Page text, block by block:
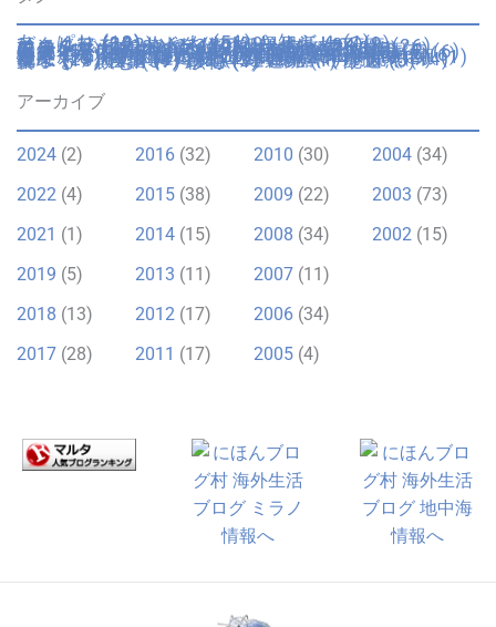
あっぱれ (13) いいね (51) お知らせ (1)
びっくり (32) もやもや (29) イギリス (9)
イタリア (222) イタリア妊婦生活 (34)
エンターテイメント (20) カトリック行事 (26)
カルチャー (20) ゴゾ (93) サイト (7)
ショップ (17) スペイン (1) トリュフ (3)
フランス (2) マルタ (42) ミュージアム (5)
不便 (11) 不動産 (7) 乗物・交通 (16) 仮装 (4)
伝統 (5) 便利 (10) 健康 (19) 回想録 (12) 園芸 (6)
夫のピー太郎 (9) 学校・教育 (24) 容姿 (6)
年末年始 (8) 引越し (11) 役所・警察 (3)
心が痛む (1) 思いふける (8) 成長 (16) 手続き (6)
日本 (10) 日本里帰り (20) 日用品 (2) 時間 (2)
歴史 (7) 歴史的建造物 (8) 気候 (25) 海 (13) 湖 (1)
溜息 (19) 物価 (11) 猫 (12) 画材 (1) 病院 (19)
祝う (21) 穴場 (4) 自動車運転免許 (4) 自然 (14)
菓子 (13) 言語 (9) 跡地 (3) 遺跡 (1) 配送 (5)
食べる・飲む (37) 骸骨 (1)
アーカイブ
2024 (2)
2022 (4)
2021 (1)
2019 (5)
2018 (13)
2017 (28)
2016 (32)
2015 (38)
2014 (15)
2013 (11)
2012 (17)
2011 (17)
2010 (30)
2009 (22)
2008 (34)
2007 (11)
2006 (34)
2005 (4)
2004 (34)
2003 (73)
2002 (15)